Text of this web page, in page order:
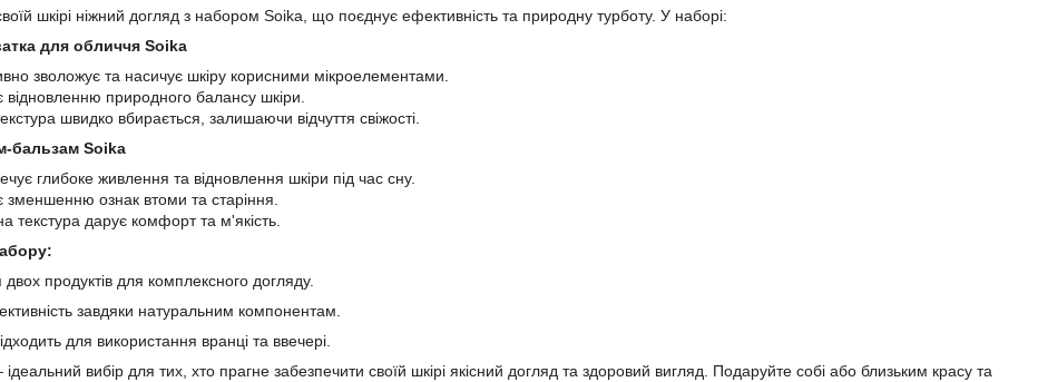
шкірі ніжний догляд з набором Soika, що поєднує ефективність та природну турботу. У наборі:
для обличчя Soika
зволожує та насичує шкіру корисними мікроелементами.
природного балансу шкіри.
швидко вбирається, залишаючи відчуття свіжості.
бальзам Soika
глибоке живлення та відновлення шкіри під час сну.
зменшенню ознак втоми та старіння.
текстура дарує комфорт та м'якість.
продуктів для комплексного догляду.
завдяки натуральним компонентам.
для використання вранці та ввечері.
вибір для тих, хто прагне забезпечити своїй шкірі якісний догляд та здоровий вигляд. Подаруйте собі або близьким красу та